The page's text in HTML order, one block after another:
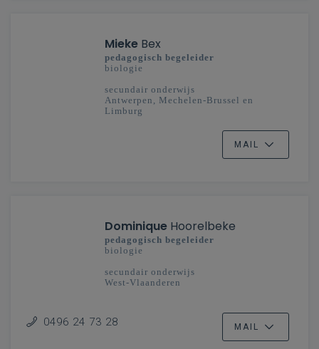
Mieke Bex
pedagogisch begeleider
biologie
secundair onderwijs
Antwerpen, Mechelen-Brussel en
Limburg
MAIL
Dominique Hoorelbeke
pedagogisch begeleider
biologie
secundair onderwijs
West-Vlaanderen
0496 24 73 28 MAIL